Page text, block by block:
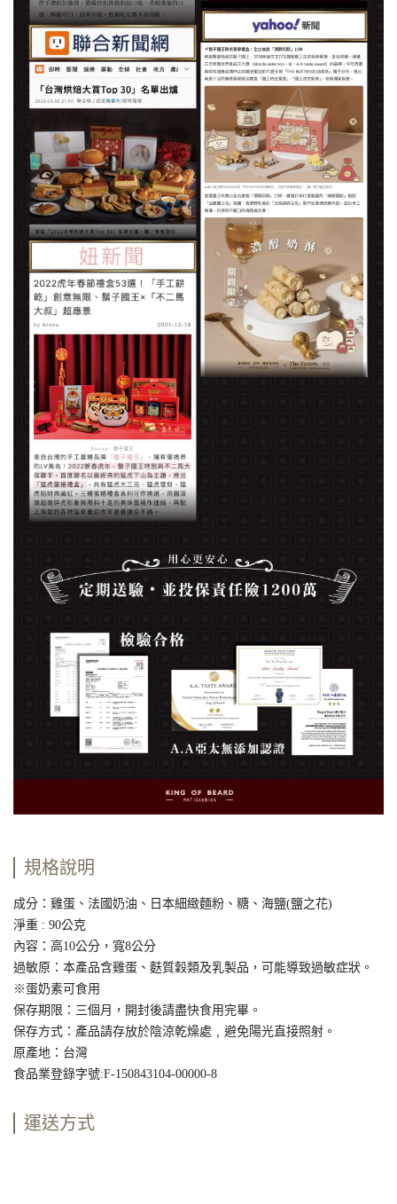
規格說明
成分：雞蛋、法國奶油、日本細緻麵粉、糖、海鹽(鹽之花)
淨重 : 90公克
內容：高10公分，寬8公分
過敏原：本產品含雞蛋、麩質穀類及乳製品，可能導致過敏症狀。
※蛋奶素可食用
保存期限：三個月，開封後請盡快食用完畢。
保存方式：產品請存放於陰涼乾燥處﹐避免陽光直接照射。
原產地：台灣
食品業登錄字號:F-150843104-00000-8
運送方式